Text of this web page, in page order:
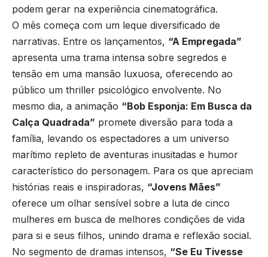
podem gerar na experiência cinematográfica.
O mês começa com um leque diversificado de
narrativas. Entre os lançamentos, “A Empregada”
apresenta uma trama intensa sobre segredos e
tensão em uma mansão luxuosa, oferecendo ao
público um thriller psicológico envolvente. No
mesmo dia, a animação “Bob Esponja: Em Busca da
Calça Quadrada” promete diversão para toda a
família, levando os espectadores a um universo
marítimo repleto de aventuras inusitadas e humor
característico do personagem. Para os que apreciam
histórias reais e inspiradoras, “Jovens Mães”
oferece um olhar sensível sobre a luta de cinco
mulheres em busca de melhores condições de vida
para si e seus filhos, unindo drama e reflexão social.
No segmento de dramas intensos, “Se Eu Tivesse